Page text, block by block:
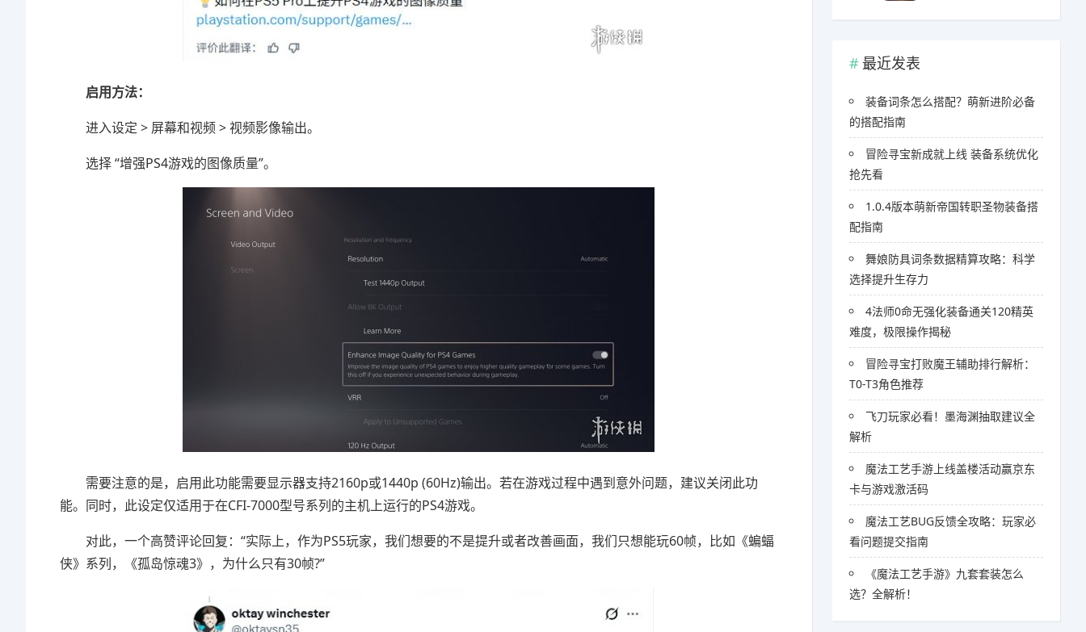
启用方法：
进入设定 > 屏幕和视频 > 视频影像输出。
选择 “增强PS4游戏的图像质量”。
需要注意的是，启用此功能需要显示器支持2160p或1440p (60Hz)输出。若在游戏过程中遇到意外问题，建议关闭此功
能。同时，此设定仅适用于在CFI-7000型号系列的主机上运行的PS4游戏。
对此，一个高赞评论回复：“实际上，作为PS5玩家，我们想要的不是提升或者改善画面，我们只想能玩60帧，比如《蝙蝠
侠》系列，《孤岛惊魂3》，为什么只有30帧?”
最近发表
装备词条怎么搭配？萌新进阶必备
的搭配指南
冒险寻宝新成就上线 装备系统优化
抢先看
1.0.4版本萌新帝国转职圣物装备搭
配指南
舞娘防具词条数据精算攻略：科学
选择提升生存力
4法师0命无强化装备通关120精英
难度，极限操作揭秘
冒险寻宝打败魔王辅助排行解析：
T0-T3角色推荐
飞刀玩家必看！墨海渊抽取建议全
解析
魔法工艺手游上线盖楼活动赢京东
卡与游戏激活码
魔法工艺BUG反馈全攻略：玩家必
看问题提交指南
《魔法工艺手游》九套套装怎么
选？全解析！